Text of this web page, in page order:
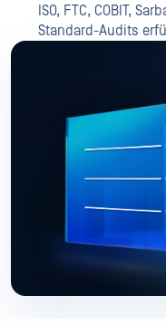
ISO, FTC, COBIT,
Standard-Audits